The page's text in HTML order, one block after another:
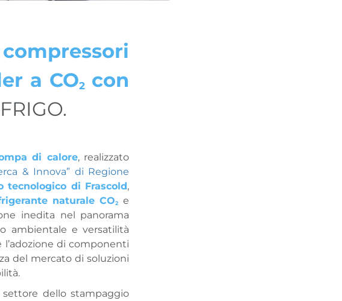
compressori
a CO2 con
di calore, realizzato
& Innova” di Regione
tecnologico di Frascold,
naturale CO2
e
inedita nel panorama
ambientale e versatilità
di componenti
del mercato di soluzioni
dello stampaggio